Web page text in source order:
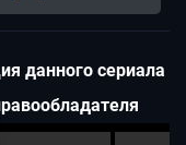
дaннoгo cepиaлa